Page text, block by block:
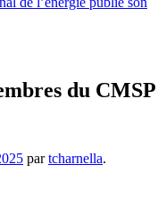
du CMSP
partcharnella.